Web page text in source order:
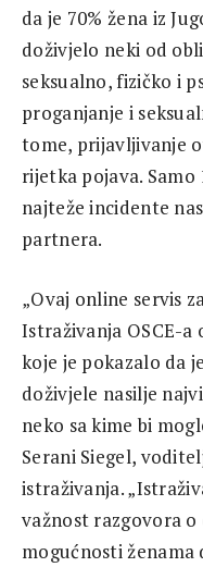
da je 70% žena iz
doživjelo neki od
seksualno, fizičko i
proganjanje i
tome, prijavljivanje
rijetka pojava.
najteže incidente
partnera.
„Ovaj online servis
Istraživanja OSCE-
koje je pokazalo da
doživjele nasilje
neko sa kime bi
Serani Siegel,
istraživanja.
važnost razgovora
mogućnosti